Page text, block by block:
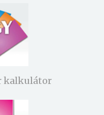
kalkulátor